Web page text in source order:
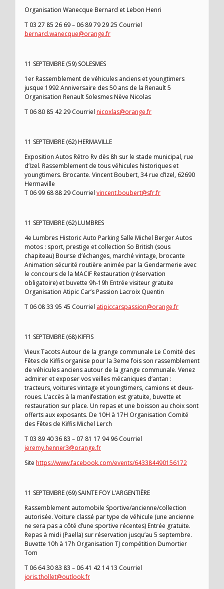
Organisation Wanecque Bernard et Lebon Henri
T 03 27 85 26 69 – 06 89 79 29 25 Courriel
bernard.wanecque@orange.fr
11 SEPTEMBRE (59) SOLESMES
1er Rassemblement de véhicules anciens et youngtimers
jusque 1992 Anniversaire des 50 ans de la Renault 5
Organisation Renault Solesmes Nève Nicolas
T 06 80 85 42 29 Courriel nicoxlas@orange.fr
11 SEPTEMBRE (62) HERMAVILLE
Exposition Autos Rétro Rv dès 8h sur le stade municipal, rue
d’Izel. Rassemblement de tous véhicules historiques et
youngtimers. Brocante. Vincent Boubert, 34 rue d’Izel, 62690
Hermaville
T 06 99 68 88 29 Courriel vincent.boubert@sfr.fr
11 SEPTEMBRE (62) LUMBRES
4e Lumbres Historic Auto Parking Salle Michel Berger Autos
motos : sport, prestige et collection So British (sous
chapiteau) Bourse d’échanges, marché vintage, brocante
Animation sécurité routière animée par la Gendarmerie avec
le concours de la MACIF Restauration (réservation
obligatoire) et buvette 9h-19h Entrée visiteur gratuite
Organisation Atipic Car’s Passion Lacroix Quentin
T 06 08 33 95 45 Courriel atipiccarspassion@orange.fr
11 SEPTEMBRE (68) KIFFIS
Vieux Tacots Autour de la grange communale Le Comité des
Fêtes de Kiffis organise pour la 3eme fois son rassemblement
de véhicules anciens autour de la grange communale. Venez
admirer et exposer vos veilles mécaniques d’antan :
tracteurs, voitures vintage et youngtimers, camions et deux-
roues. L’accès à la manifestation est gratuite, buvette et
restauration sur place. Un repas et une boisson au choix sont
offerts aux exposants. De 10H à 17H Organisation Comité
des Fêtes de Kiffis Michel Lerch
T 03 89 40 36 83 – 07 81 17 94 96 Courriel
jeremy.henner3@orange.fr
Site https://www.facebook.com/events/643384490156172
11 SEPTEMBRE (69) SAINTE FOY L’ARGENTIÈRE
Rassemblement automobile Sportive/ancienne/collection
autorisée. Voiture classé par type de véhicule (une ancienne
ne sera pas a côté d’une sportive récentes) Entrée gratuite.
Repas à midi (Paella) sur réservation jusqu’au 5 septembre.
Buvette 10h à 17h Organisation TJ compétition Dumortier
Tom
T 06 64 30 83 83 – 06 41 42 14 13 Courriel
joris.thollet@outlook.fr